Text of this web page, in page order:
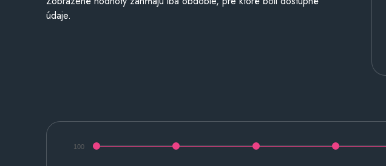
údaje.
100